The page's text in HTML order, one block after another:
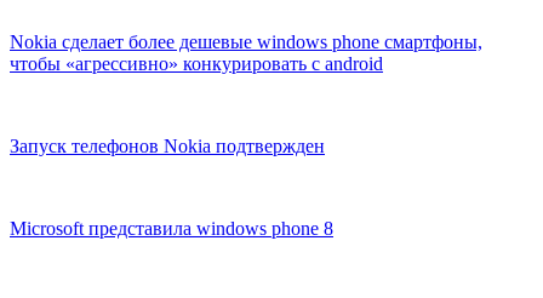
Nokia сделает более дешевые windows phone смартфоны,
чтобы «агрессивно» конкурировать с android
Запуск телефонов Nokia подтвержден
Microsoft представила windows phone 8